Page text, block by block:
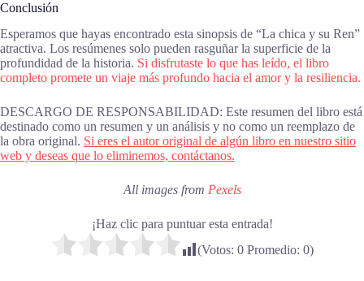
Conclusión
Esperamos que hayas encontrado esta sinopsis de “La chica y su Ren”
atractiva. Los resúmenes solo pueden rasguñar la superficie de la
profundidad de la historia. Si disfrutaste lo que has leído, el libro
completo promete un viaje más profundo hacia el amor y la resiliencia.
DESCARGO DE RESPONSABILIDAD: Este resumen del libro está
destinado como un resumen y un análisis y no como un reemplazo de
la obra original. Si eres el autor original de algún libro en nuestro sitio
web y deseas que lo eliminemos, contáctanos.
All images from Pexels
¡Haz clic para puntuar esta entrada!
(Votos: 0Promedio: 0)